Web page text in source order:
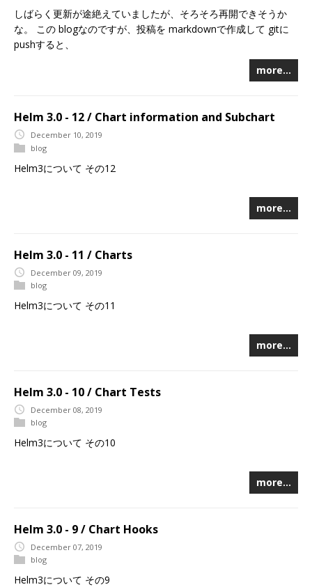
しばらく更新が途絶えていましたが、そろそろ再開できそうか
な。 この blogなのですが、投稿を markdownで作成して gitに
pushすると、
more…
Helm 3.0 - 12 / Chart information and Subchart
December 10, 2019
blog
Helm3について その12
more…
Helm 3.0 - 11 / Charts
December 09, 2019
blog
Helm3について その11
more…
Helm 3.0 - 10 / Chart Tests
December 08, 2019
blog
Helm3について その10
more…
Helm 3.0 - 9 / Chart Hooks
December 07, 2019
blog
Helm3について その9